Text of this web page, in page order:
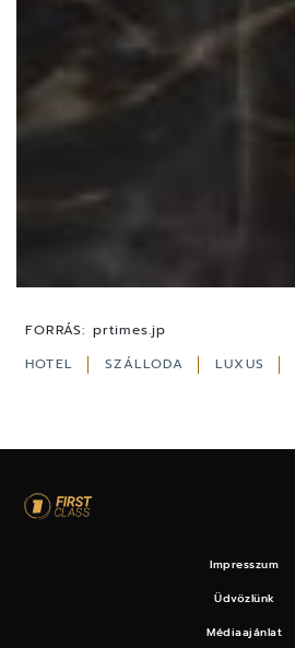
FORRÁS: prtimes.jp
HOTEL
SZÁLLODA LUXUS
Impresszum
Üdvözlünk
Médiaajánlat